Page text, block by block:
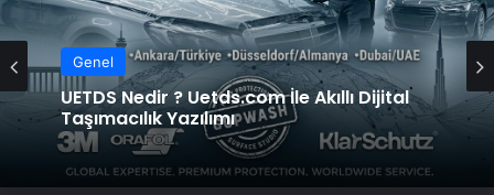
Genel
UETDS Nedir ? Uetds.com İle Akıllı Dijital
Taşımacılık Yazılımı